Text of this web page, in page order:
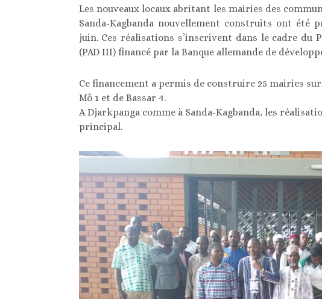
Les nouveaux locaux abritant les mairies des
Sanda-Kagbanda nouvellement construits ont été
juin. Ces réalisations s’inscrivent dans le cadre du
(PAD III) financé par la Banque allemande de
Ce financement a permis de construire 25 mairies
Mô 1 et de Bassar 4.
A Djarkpanga comme à Sanda-Kagbanda, les
principal.